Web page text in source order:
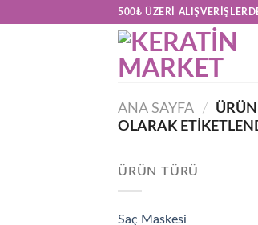
500₺ ÜZERI
ANA SAYFA /
OLARAK
ÜRÜN TÜRÜ
Saç Maskesi